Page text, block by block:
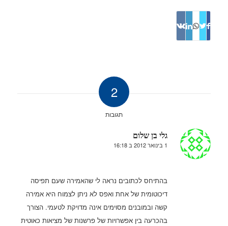
2
תגובות
גלי בן שלום
אומר: 1 בינואר 2012 ב 16:18
בהתיחס לכתובים נראה לי שהאמירה שעם תפיסה
דיכוטומית של אחת ואפס לא ניתן לצמוח היא אמירה
קשה ובמובנים מסוימים אינה מדויקת לטעמי. הצורך
בהכרעה בין אפשרויות של פרשנות של מציאות כאוטית